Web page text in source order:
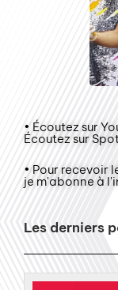
• Écoutez sur
Écoutez sur
• Pour recevoir
je m'abonne à
Les derniers